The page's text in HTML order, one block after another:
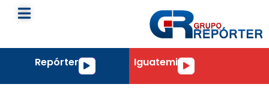
RepórterTocador
IguatemiTocador